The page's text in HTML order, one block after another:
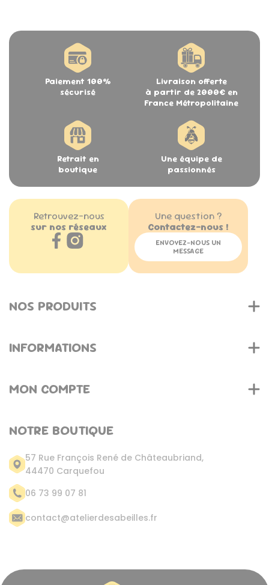
Paiement 100%
sécurisé
Livraison offerte
à partir de 2000€ en
France Métropolitaine
Retrait en
boutique
Une équipe de
passionnés
Retrouvez-nous
sur nos réseaux
Une question ?
Contactez-nous !
ENVOYEZ-NOUS UN
MESSAGE
NOS PRODUITS
INFORMATIONS
MON COMPTE
NOTRE BOUTIQUE
57 Rue François René de Châteaubriand,
44470 Carquefou
06 73 99 07 81
contact@atelierdesabeilles.fr